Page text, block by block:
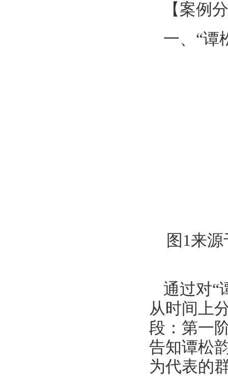
【案例
一、“谭
图1来
通过对“
从时间上
段：第一
告知谭松
为代表的